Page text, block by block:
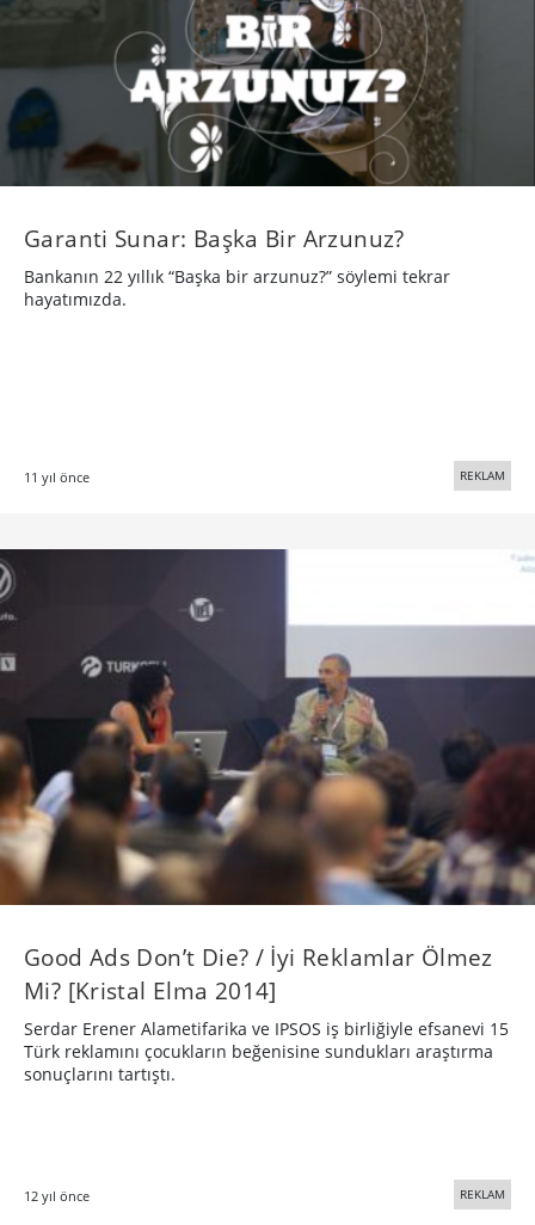
Garanti Sunar: Başka Bir Arzunuz?
Bankanın 22 yıllık “Başka bir arzunuz?” söylemi tekrar
hayatımızda.
11 yıl önce REKLAM
Good Ads Don’t Die? / İyi Reklamlar Ölmez
Mi? [Kristal Elma 2014]
Serdar Erener Alametifarika ve IPSOS iş birliğiyle efsanevi 15
Türk reklamını çocukların beğenisine sundukları araştırma
sonuçlarını tartıştı.
12 yıl önce REKLAM